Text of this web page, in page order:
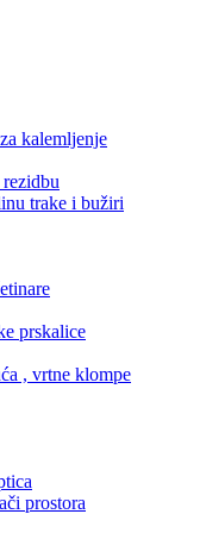
kalemljenje
trake i bužiri
prskalice
, vrtne klompe
prostora